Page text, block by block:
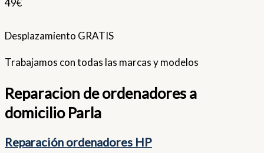
49€
Desplazamiento GRATIS
Trabajamos con todas las marcas y modelos
Reparacion de ordenadores a
domicilio Parla
Reparación ordenadores HP